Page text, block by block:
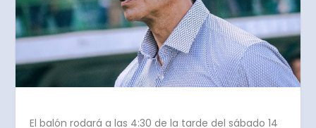
El balón rodará a las 4:30 de la tarde del sábado 14